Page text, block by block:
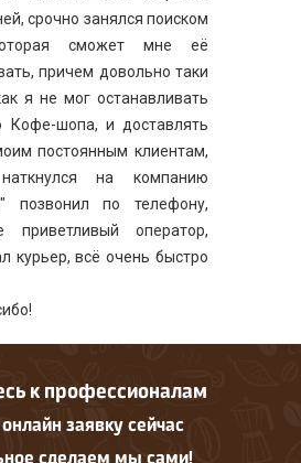
срочно занялся поиском
сможет мне её
причем довольно таки
я не мог останавливать
Кофе-шопа, и доставлять
постоянным клиентам,
на компанию
позвонил по телефону,
приветливый оператор,
курьер, всё очень быстро
к профессионалам
заявку сейчас
сделаем мы сами!